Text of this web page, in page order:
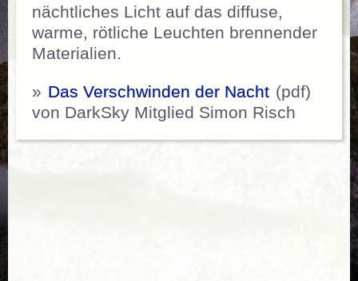
nächtliches Licht auf das diffuse,
warme, rötliche Leuchten brennender
Materialien.
» Das Verschwinden der Nacht (pdf)
von DarkSky Mitglied Simon Risch